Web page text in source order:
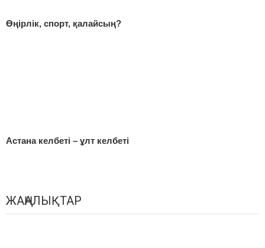
Өңірлік, спорт, қалайсың?
Астана келбеті – ұлт келбеті
ЖАҢАЛЫҚТАР